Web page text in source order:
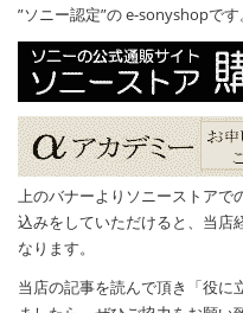
”ソニー認定”の e-sonyshopです。
上のバナーよりソニーストア
込みをしていただけると、当店
なります。
当店の記事を読んで頂き「役に